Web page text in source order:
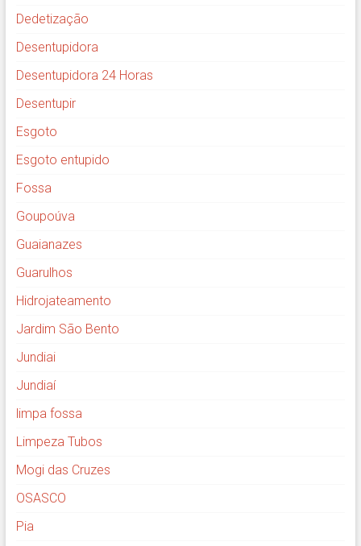
Dedetização
Desentupidora
Desentupidora 24 Horas
Desentupir
Esgoto
Esgoto entupido
Fossa
Goupoúva
Guaianazes
Guarulhos
Hidrojateamento
Jardim São Bento
Jundiai
Jundiaí
limpa fossa
Limpeza Tubos
Mogi das Cruzes
OSASCO
Pia